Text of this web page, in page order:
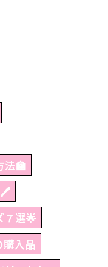
法🏫
７選🌟
購入品